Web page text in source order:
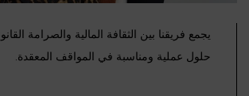
يجمع فريقنا بين الثقافة المالية والصرامة
حلول عملية ومناسبة في المواقف المعقدة.